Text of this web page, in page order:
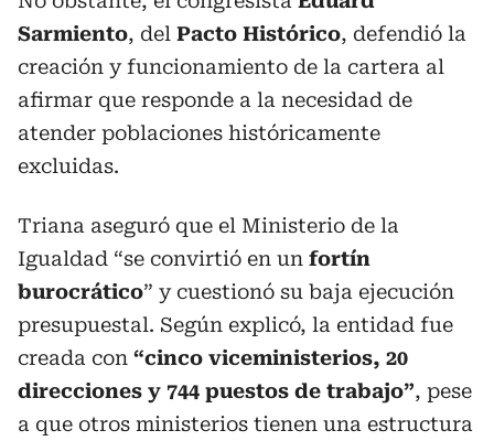
Sarmiento, del Pacto Histórico, defendió la
creación y funcionamiento de la cartera al
afirmar que responde a la necesidad de
atender poblaciones históricamente
excluidas.
Triana aseguró que el Ministerio de la
Igualdad “se convirtió en un fortín
burocrático” y cuestionó su baja ejecución
presupuestal. Según explicó, la entidad fue
creada con “cinco viceministerios, 20
direcciones y 744 puestos de trabajo”, pese
a que otros ministerios tienen una estructura